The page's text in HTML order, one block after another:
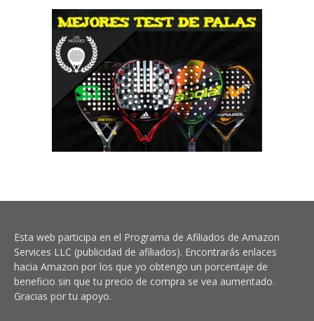
Esta web participa en el Programa de Afiliados de Amazon
Services LLC (publicidad de afiliados). Encontrarás enlaces
hacia Amazon por los que yo obtengo un porcentaje de
beneficio sin que tu precio de compra se vea aumentado.
Gracias por tu apoyo.